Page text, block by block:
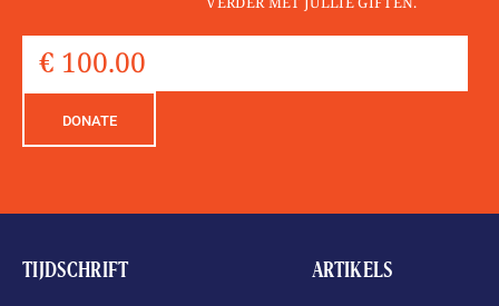
DONATE
TIJDSCHRIFT ARTIKELS